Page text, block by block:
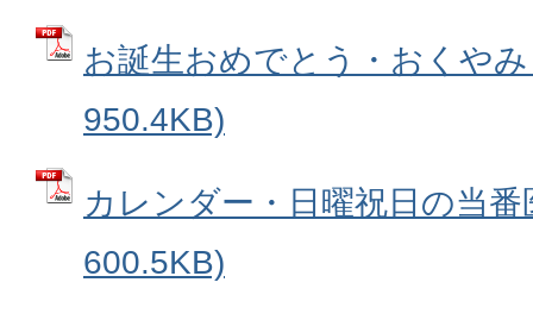
お誕生おめでとう・おくや
950.4KB)
カレンダー・日曜祝日の当
600.5KB)